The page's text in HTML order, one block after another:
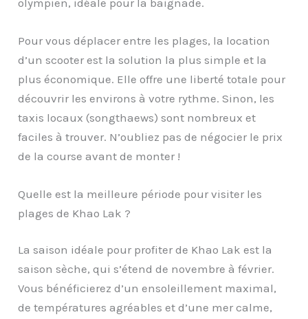
Pour vous déplacer entre les plages, la location
d’un scooter est la solution la plus simple et la
plus économique. Elle offre une liberté totale pour
découvrir les environs à votre rythme. Sinon, les
taxis locaux (songthaews) sont nombreux et
faciles à trouver. N’oubliez pas de négocier le prix
de la course avant de monter !
Quelle est la meilleure période pour visiter les
plages de Khao Lak ?
La saison idéale pour profiter de Khao Lak est la
saison sèche, qui s’étend de novembre à février.
Vous bénéficierez d’un ensoleillement maximal,
de températures agréables et d’une mer calme,